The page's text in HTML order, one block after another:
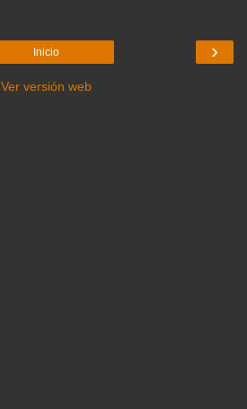
›
Inicio
Ver versión web